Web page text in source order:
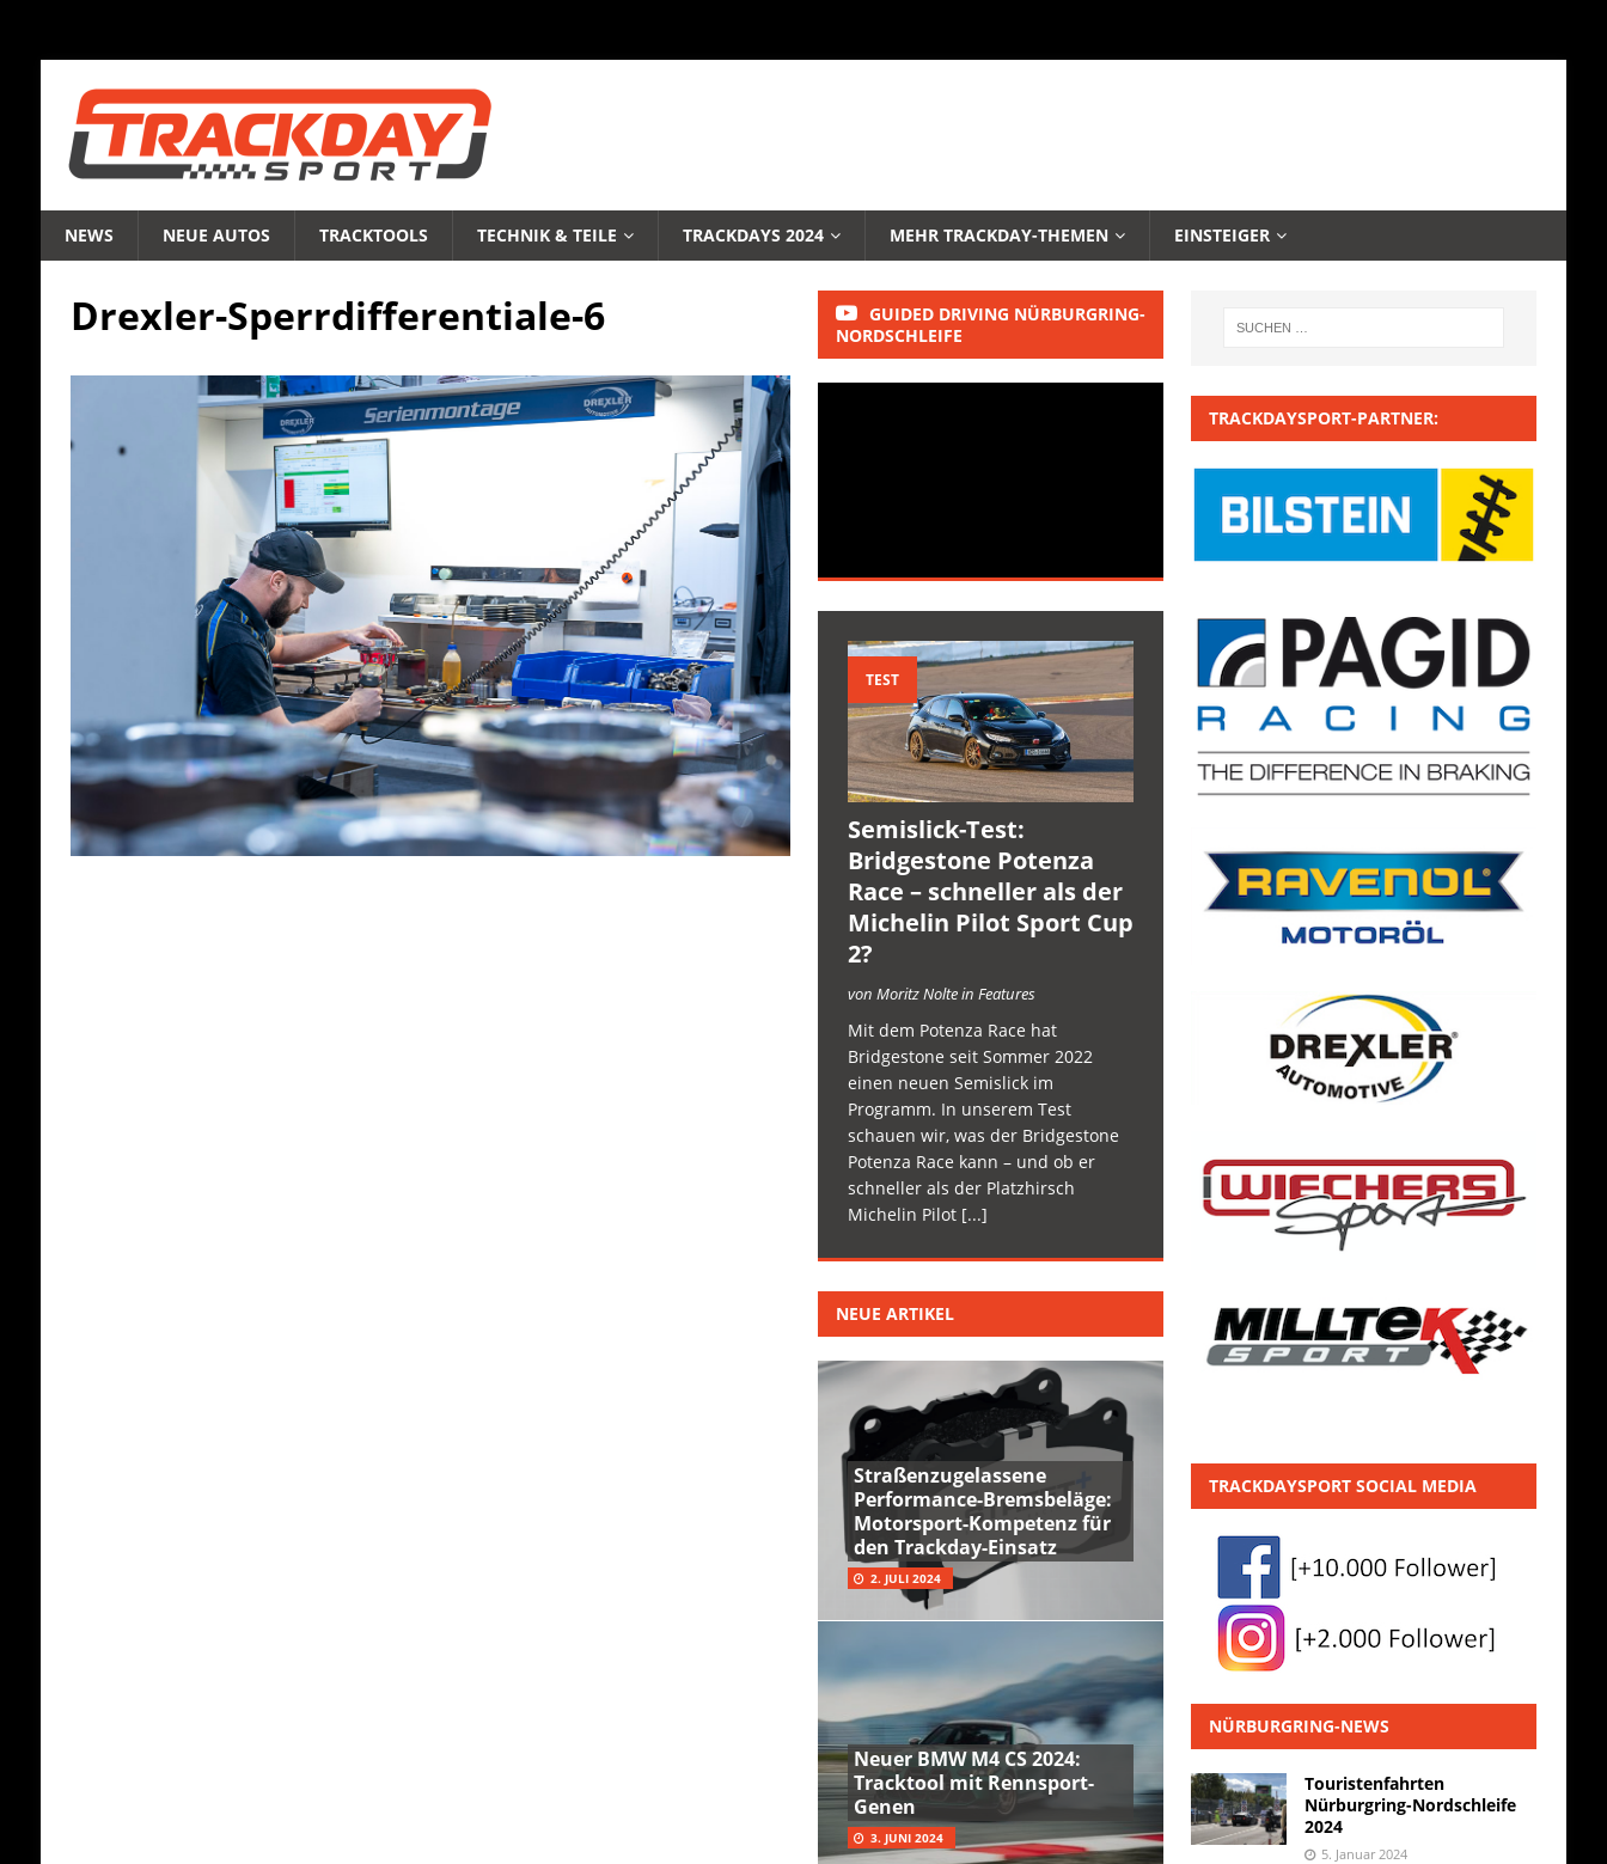
NEWS NEUE AUTOS TRACKTOOLS TECHNIK & TEILE TRACKDAYS 2024 MEHR TRACKDAY-THEMEN EINSTEIGER
Drexler-Sperrdifferentiale-6
GUIDED DRIVING NÜRBURGRING-
NORDSCHLEIFE
TEST
Semislick-Test:
Bridgestone Potenza
Race – schneller als der
Michelin Pilot Sport Cup
2?
von Moritz Nolte in Features
Mit dem Potenza Race hat
Bridgestone seit Sommer 2022
einen neuen Semislick im
Programm. In unserem Test
schauen wir, was der Bridgestone
Potenza Race kann – und ob er
schneller als der Platzhirsch
Michelin Pilot [...]
NEUE ARTIKEL
Straßenzugelassene
Performance-Bremsbeläge:
Motorsport-Kompetenz für
den Trackday-Einsatz
2. JULI 2024
Neuer BMW M4 CS 2024:
Tracktool mit Rennsport-
Genen
3. JUNI 2024
TRACKDAYSPORT-PARTNER:
TRACKDAYSPORT SOCIAL MEDIA
NÜRBURGRING-NEWS
Touristenfahrten
Nürburgring-Nordschleife
2024
5. Januar 2024